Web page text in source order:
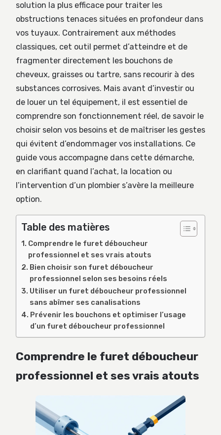
solution la plus efficace pour traiter les
obstructions tenaces situées en profondeur dans
vos tuyaux. Contrairement aux méthodes
classiques, cet outil permet d’atteindre et de
fragmenter directement les bouchons de
cheveux, graisses ou tartre, sans recourir à des
substances corrosives. Mais avant d’investir ou
de louer un tel équipement, il est essentiel de
comprendre son fonctionnement réel, de savoir le
choisir selon vos besoins et de maîtriser les gestes
qui évitent d’endommager vos installations. Ce
guide vous accompagne dans cette démarche,
en clarifiant quand l’achat, la location ou
l’intervention d’un plombier s’avère la meilleure
option.
Table des matières
Comprendre le furet déboucheur
professionnel et ses vrais atouts
Bien choisir son furet déboucheur
professionnel selon ses besoins réels
Utiliser un furet déboucheur professionnel
sans abîmer ses canalisations
Prévenir les bouchons et optimiser l’usage
d’un furet déboucheur professionnel
Comprendre le furet déboucheur
professionnel et ses vrais atouts